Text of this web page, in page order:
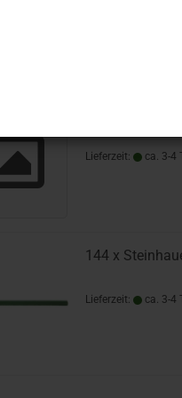
Lieferzeit: ca. 3-4
144 x
Lieferzeit: ca. 3-4